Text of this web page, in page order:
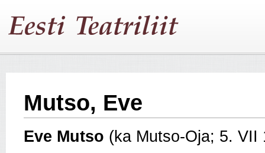
Mutso, Eve
Eve Mutso (ka Mutso-Oja; 5.